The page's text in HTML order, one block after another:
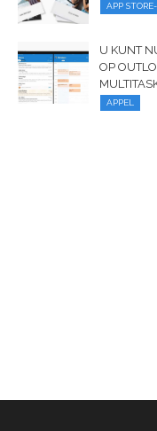
APP
U KUNT
OP
APPEL